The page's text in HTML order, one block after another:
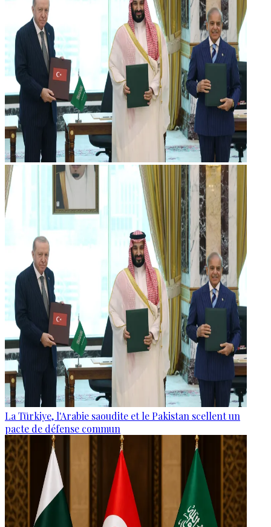
La Türkiye, l'Arabie saoudite et le Pakistan scellent un
pacte de défense commun